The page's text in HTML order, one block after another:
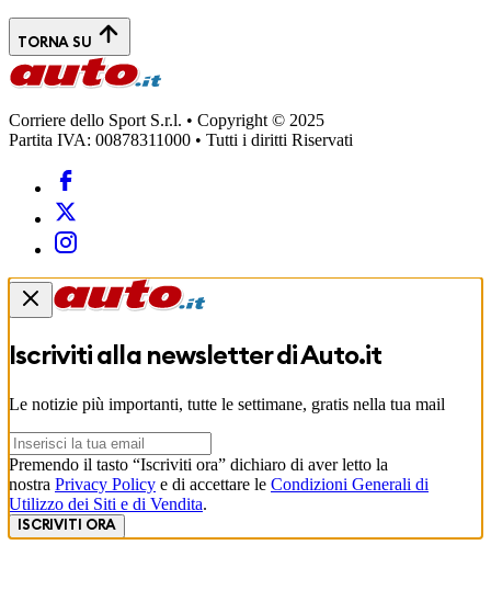
TORNA SU
Corriere dello Sport S.r.l. • Copyright © 2025
Partita IVA: 00878311000 • Tutti i diritti Riservati
Iscriviti alla newsletter diAuto.it
Le notizie più importanti, tutte le settimane, gratis nella tua mail
Premendo il tasto “Iscriviti ora” dichiaro di aver letto la
nostra Privacy Policy e di accettare le Condizioni Generali di
Utilizzo dei Siti e di Vendita.
ISCRIVITI ORA